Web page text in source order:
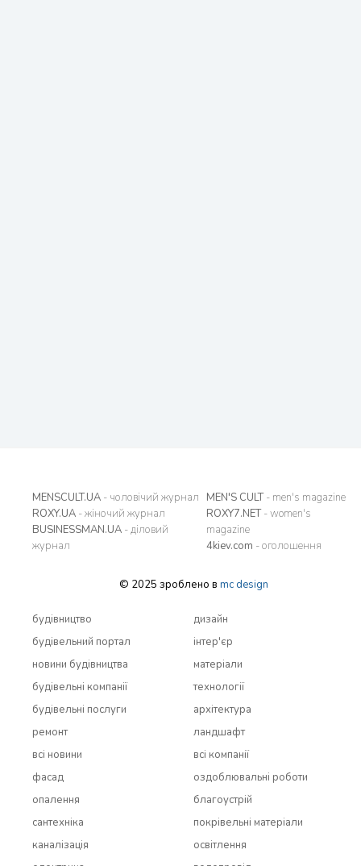
MENSCULT.UA - чоловічий журнал
ROXY.UA - жіночий журнал
BUSINESSMAN.UA - діловий
журнал
MEN'S CULT- men's magazine
ROXY7.NET- women's
magazine
4kiev.com - оголошення
© 2025 зроблено в mc design
будівництво
будівельний портал
новини будівництва
будівельні компанії
будівельні послуги
ремонт
всi новини
дизайн
інтер'єр
матеріали
технології
архітектура
ландшафт
всi компанії
фасад
опалення
сантехніка
каналізація
оздоблювальні роботи
благоустрій
покрівельні матеріали
освітлення